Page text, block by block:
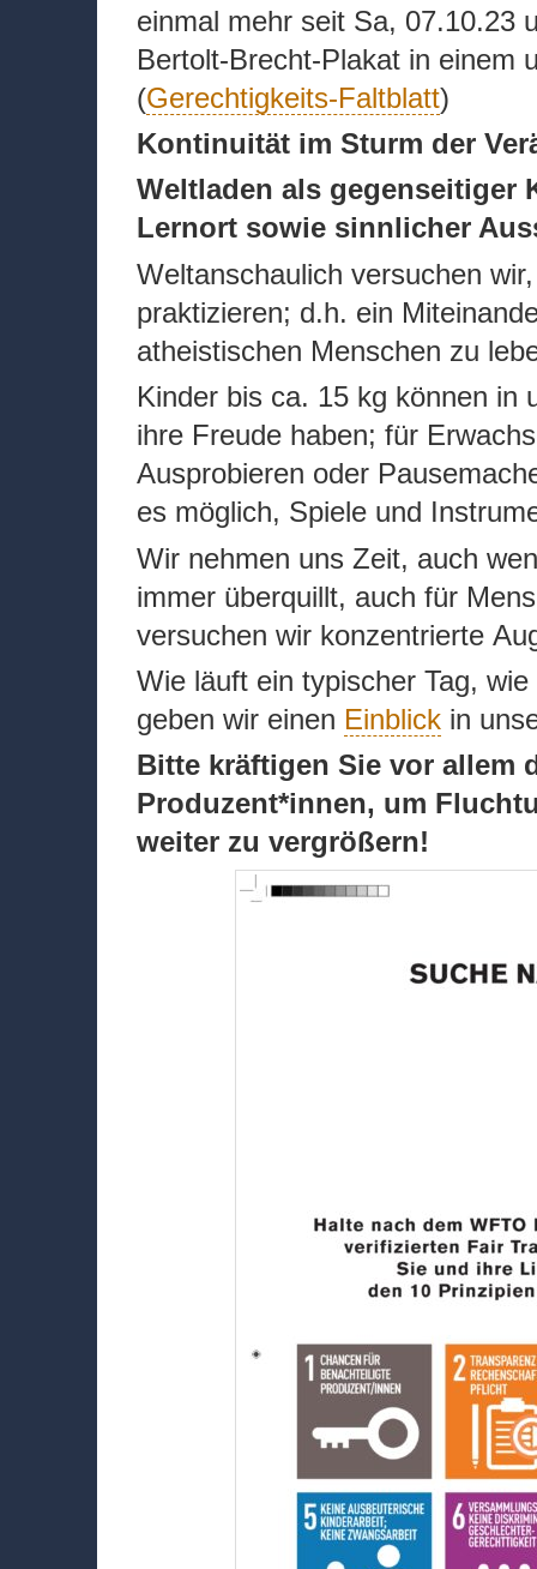
einmal mehr seit Sa, 07.10.23
Bertolt-Brecht-Plakat in einem
(Gerechtigkeits-Faltblatt)
Kontinuität im Sturm der
Weltladen als gegenseitiger
Lernort sowie sinnlicher
Weltanschaulich versuchen
praktizieren; d.h. ein
atheistischen Menschen zu
Kinder bis ca. 15 kg können in
ihre Freude haben; für
Ausprobieren oder
es möglich, Spiele und
Wir nehmen uns Zeit, auch
immer überquillt, auch für
versuchen wir konzentrierte
Wie läuft ein typischer Tag,
geben wir einen Einblickin
Bitte kräftigen Sie vor allem
Produzent*innen, um
weiter zu vergrößern!